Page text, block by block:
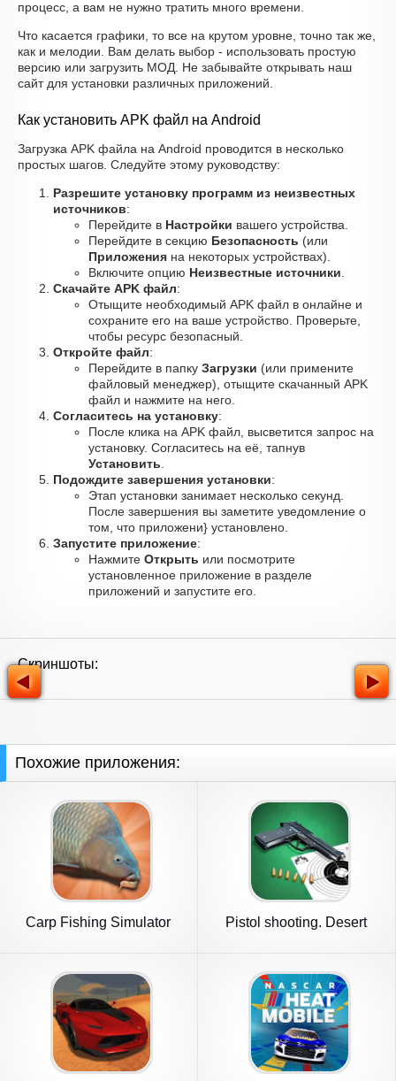
процесс, а вам не нужно тратить много времени.
Что касается графики, то все на крутом уровне, точно так же,
как и мелодии. Вам делать выбор - использовать простую
версию или загрузить МОД. Не забывайте открывать наш
сайт для установки различных приложений.
Как установить APK файл на Android
Загрузка APK файла на Android проводится в несколько
простых шагов. Следуйте этому руководству:
Разрешите установку программ из неизвестных
источников:
Перейдите в Настройки вашего устройства.
Перейдите в секцию Безопасность (или
Приложения на некоторых устройствах).
Включите опцию Неизвестные источники
Скачайте APK файл:
Отыщите необходимый APK файл в онлайне и
сохраните его на ваше устройство. Проверьте,
чтобы ресурс безопасный.
Откройте файл:
Перейдите в папку Загрузки (или примените
файловый менеджер), отыщите скачанный APK
файл и нажмите на него.
Согласитесь на установку:
После клика на APK файл, высветится запрос на
установку. Согласитесь на её, тапнув
Установить
Подождите завершения установки:
Этап установки занимает несколько секунд.
После завершения вы заметите уведомление о
том, что приложени} установлено.
Запустите приложение:
Нажмите Открыть или посмотрите
установленное приложение в разделе
приложений и запустите его.
Скриншоты:
Похожие приложения:
Carp Fishing Simulator
Pistol shooting. Desert